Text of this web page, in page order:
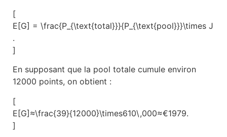
[
E[G] = \frac{P_{\text{total}}}{P_{\text{pool}}}\times J
.
]
En supposant que la pool totale cumule environ
12000 points, on obtient :
[
E[G]≈\frac{39}{12000}\times610\,000≈€1979.
]